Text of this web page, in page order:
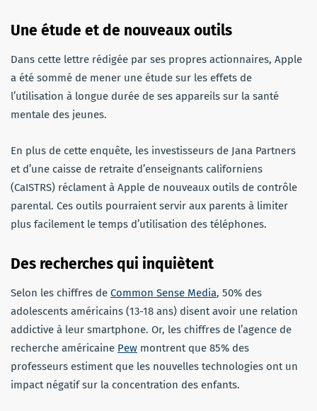
Une étude et de nouveaux outils
Dans cette lettre rédigée par ses propres actionnaires, Apple
a été sommé de mener une étude sur les effets de
l’utilisation à longue durée de ses appareils sur la santé
mentale des jeunes.
En plus de cette enquête, les investisseurs de Jana Partners
et d’une caisse de retraite d’enseignants californiens
(CaISTRS) réclament à Apple de nouveaux outils de contrôle
parental. Ces outils pourraient servir aux parents à limiter
plus facilement le temps d’utilisation des téléphones.
Des recherches qui inquiètent
Selon les chiffres de Common Sense Media, 50% des
adolescents américains (13-18 ans) disent avoir une relation
addictive à leur smartphone. Or, les chiffres de l’agence de
recherche américaine Pew montrent que 85% des
professeurs estiment que les nouvelles technologies ont un
impact négatif sur la concentration des enfants.